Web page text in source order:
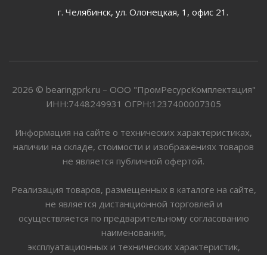
г. Челябинск, ул. Олонецкая, 1, офис 21.
2026 © bearingprk.ru – ООО "ПромРесурсКомплектация"
ИНН:7448249931 ОГРН:1237400007305
Информация на сайте о технических характеристиках,
наличии на складе, стоимости и изображениях товаров
не является публичной офертой.
Реализация товаров, размещенных в каталоге на сайте,
не является дистанционной торговлей и
осуществляется по предварительному согласованию
наименования,
эксплуатационных и технических характеристик,